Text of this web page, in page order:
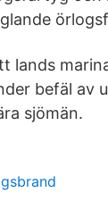
lands
befäl av
sjömän.